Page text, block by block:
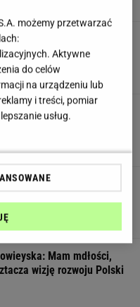
się do liceum mimo
Kuratorium wyjaśnia
na kolana. 4/5 dla
nikt
To wakacyjny game
Mam mdłości,
wizję rozwoju Polski
możemy przetwarzać
Aktywne
do celów
na urządzeniu lub
i treści, pomiar
usług.